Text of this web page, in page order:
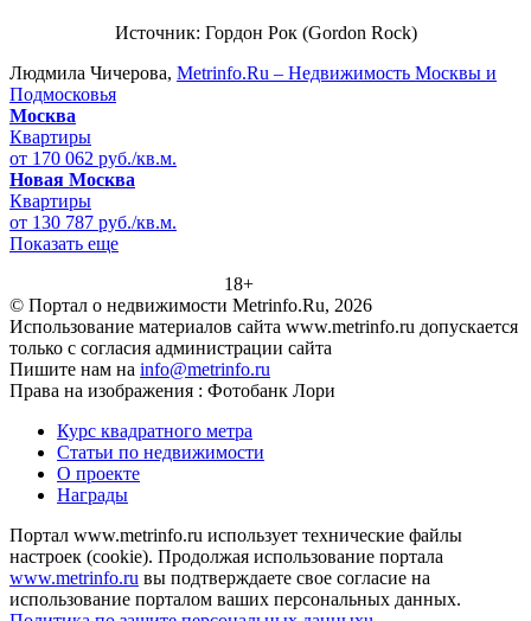
Источник: Гордон Рок (Gordon Rock)
Людмила Чичерова, Metrinfo.Ru – Недвижимость Москвы и
Подмосковья
Москва
Квартиры
от 170 062 руб./кв.м.
Новая Москва
Квартиры
от 130 787 руб./кв.м.
Показать еще
18+
© Портал о недвижимости Metrinfo.Ru, 2026
Использование материалов сайта www.metrinfo.ru допускается
только с согласия администрации сайта
Пишите нам на info@metrinfo.ru
Права на изображения : Фотобанк Лори
Курс квадратного метра
Статьи по недвижимости
О проекте
Награды
Портал www.metrinfo.ru использует технические файлы
настроек (cookie). Продолжая использование портала
www.metrinfo.ru вы подтверждаете свое согласие на
использование порталом ваших персональных данных.